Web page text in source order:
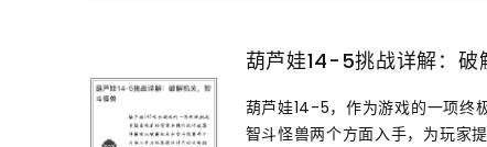
葫芦娃14-5挑战详解：破
葫芦娃14-5，作为游戏的一项终
智斗怪兽两个方面入手，为玩家